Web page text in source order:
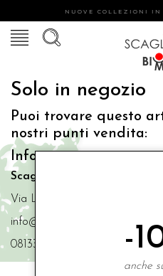
NUOVE COLLEZIONI IN
Solo in negozio
Puoi trovare questo
nostri punti vendita:
Info contatti
Scaglione Bimbi di Iacono
Via Luigi Mazzella,73 80077
info@scaglionebimbi.com
0813331162
-
anche